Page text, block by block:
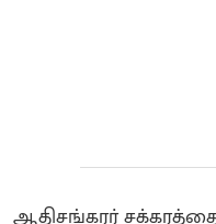
ஆதிசங்கரர்